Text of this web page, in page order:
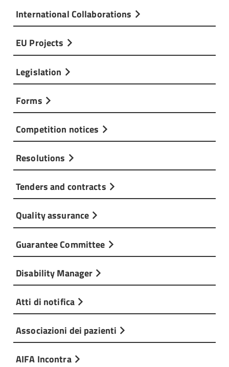
International Collaborations
EU Projects
Legislation
Forms
Competition notices
Resolutions
Tenders and contracts
Quality assurance
Guarantee Committee
Disability Manager
Atti di notifica
Associazioni dei pazienti
AIFA Incontra